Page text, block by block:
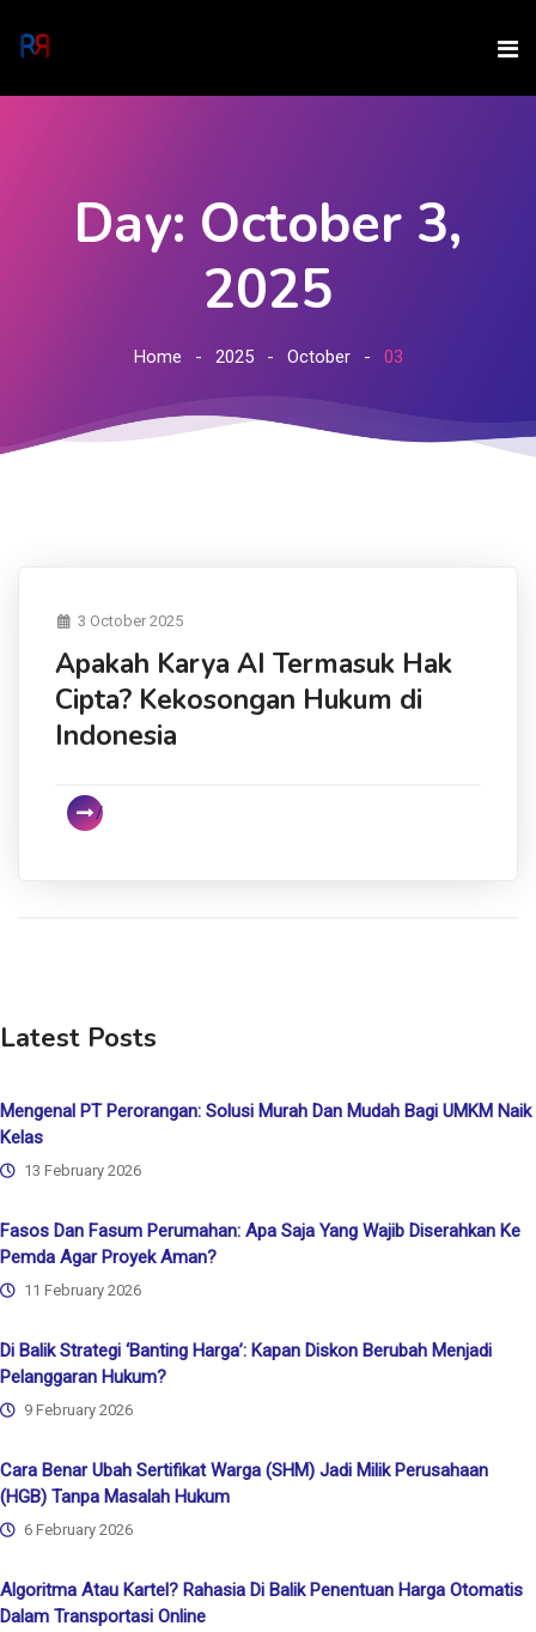
Day: October 3,
2025
Home 2025 October 03
3 October 2025
Apakah Karya AI Termasuk Hak
Cipta? Kekosongan Hukum di
Indonesia
Latest Posts
Mengenal PT Perorangan: Solusi Murah Dan Mudah Bagi UMKM Naik
Kelas
13 February 2026
Fasos Dan Fasum Perumahan: Apa Saja Yang Wajib Diserahkan Ke
Pemda Agar Proyek Aman?
11 February 2026
Di Balik Strategi ‘Banting Harga’: Kapan Diskon Berubah Menjadi
Pelanggaran Hukum?
9 February 2026
Cara Benar Ubah Sertifikat Warga (SHM) Jadi Milik Perusahaan
(HGB) Tanpa Masalah Hukum
6 February 2026
Algoritma Atau Kartel? Rahasia Di Balik Penentuan Harga Otomatis
Dalam Transportasi Online